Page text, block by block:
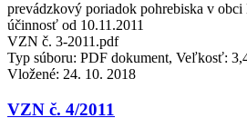
prevádzkový poriadok pohrebiska v
účinnosť od 10.11.2011
VZN č. 3-2011.pdf
Typ súboru: PDF dokument, Veľkosť:
Vložené: 24. 10. 2018
VZN č. 4/2011